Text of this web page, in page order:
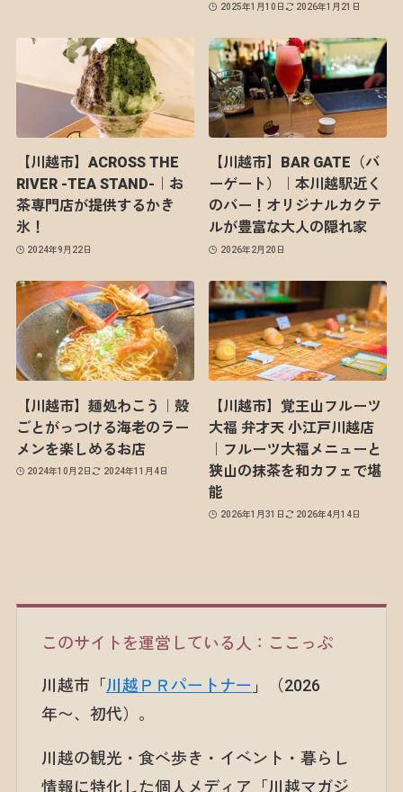
2025年1月10日 2026年1月21日
【川越市】ACROSS THE
RIVER -TEA STAND-｜お
茶専門店が提供するかき
氷！
2024年9月22日
【川越市】BAR GATE（バ
ーゲート）｜本川越駅近く
のバー！オリジナルカクテ
ルが豊富な大人の隠れ家
2026年2月20日
【川越市】麺処わこう｜殻
ごとがっつける海老のラー
メンを楽しめるお店
2024年10月2日 2024年11月4日
【川越市】覚王山フルーツ
大福 弁才天 小江戸川越店
｜フルーツ大福メニューと
狭山の抹茶を和カフェで堪
能
2026年1月31日 2026年4月14日
このサイトを運営している人：ここっぷ
川越市「川越ＰＲパートナー 」（2026
年〜、初代）。
川越の観光・食べ歩き・イベント・暮らし
情報に特化した個人メディア「川越マガジ